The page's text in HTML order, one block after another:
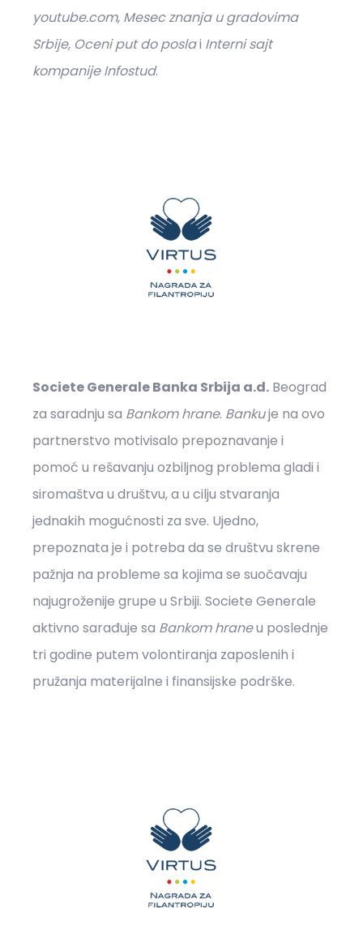
youtube.com, Mesec znanja u gradovima
Srbije, Oceni put do poslai Interni sajt
kompanije Infostud.
Societe Generale Banka Srbija a.d. Beograd
za saradnju sa Bankom hrane. Bankuje na ovo
partnerstvo motivisalo prepoznavanje i
pomoć u rešavanju ozbiljnog problema gladi i
siromaštva u društvu, a u cilju stvaranja
jednakih mogućnosti za sve. Ujedno,
prepoznata je i potreba da se društvu skrene
pažnja na probleme sa kojima se suočavaju
najugroženije grupe u Srbiji. Societe Generale
aktivno sarađuje sa Bankom hraneu poslednje
tri godine putem volontiranja zaposlenih i
pružanja materijalne i finansijske podrške.